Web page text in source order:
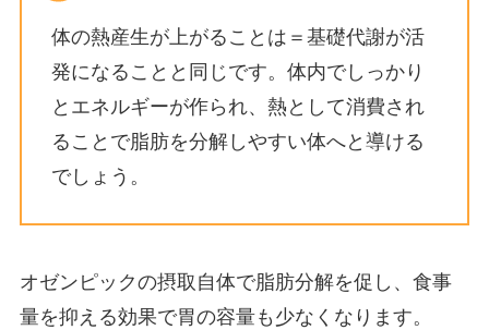
体の熱産生が上がることは＝基礎代謝が活
発になることと同じです。体内でしっかり
とエネルギーが作られ、熱として消費され
ることで脂肪を分解しやすい体へと導ける
でしょう。
オゼンピックの摂取自体で脂肪分解を促し、食事
量を抑える効果で胃の容量も少なくなります。